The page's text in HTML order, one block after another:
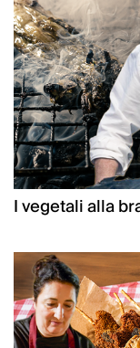
I vegetali alla